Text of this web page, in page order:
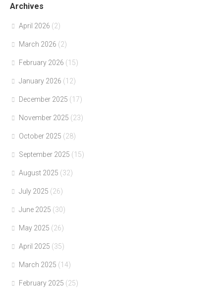
Archives
April 2026 (2)
March 2026 (2)
February 2026 (15)
January 2026 (12)
December 2025 (17)
November 2025 (23)
October 2025 (28)
September 2025 (15)
August 2025 (32)
July 2025 (26)
June 2025 (30)
May 2025 (26)
April 2025 (35)
March 2025 (14)
February 2025 (25)